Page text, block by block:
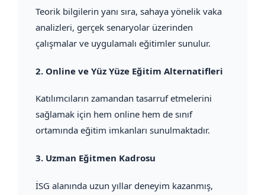
Teorik bilgilerin yanı sıra, sahaya yönelik vaka
analizleri, gerçek senaryolar üzerinden
çalışmalar ve uygulamalı eğitimler sunulur.
2. Online ve Yüz Yüze Eğitim Alternatifleri
Katılımcıların zamandan tasarruf etmelerini
sağlamak için hem online hem de sınıf
ortamında eğitim imkanları sunulmaktadır.
3. Uzman Eğitmen Kadrosu
İSG alanında uzun yıllar deneyim kazanmış,